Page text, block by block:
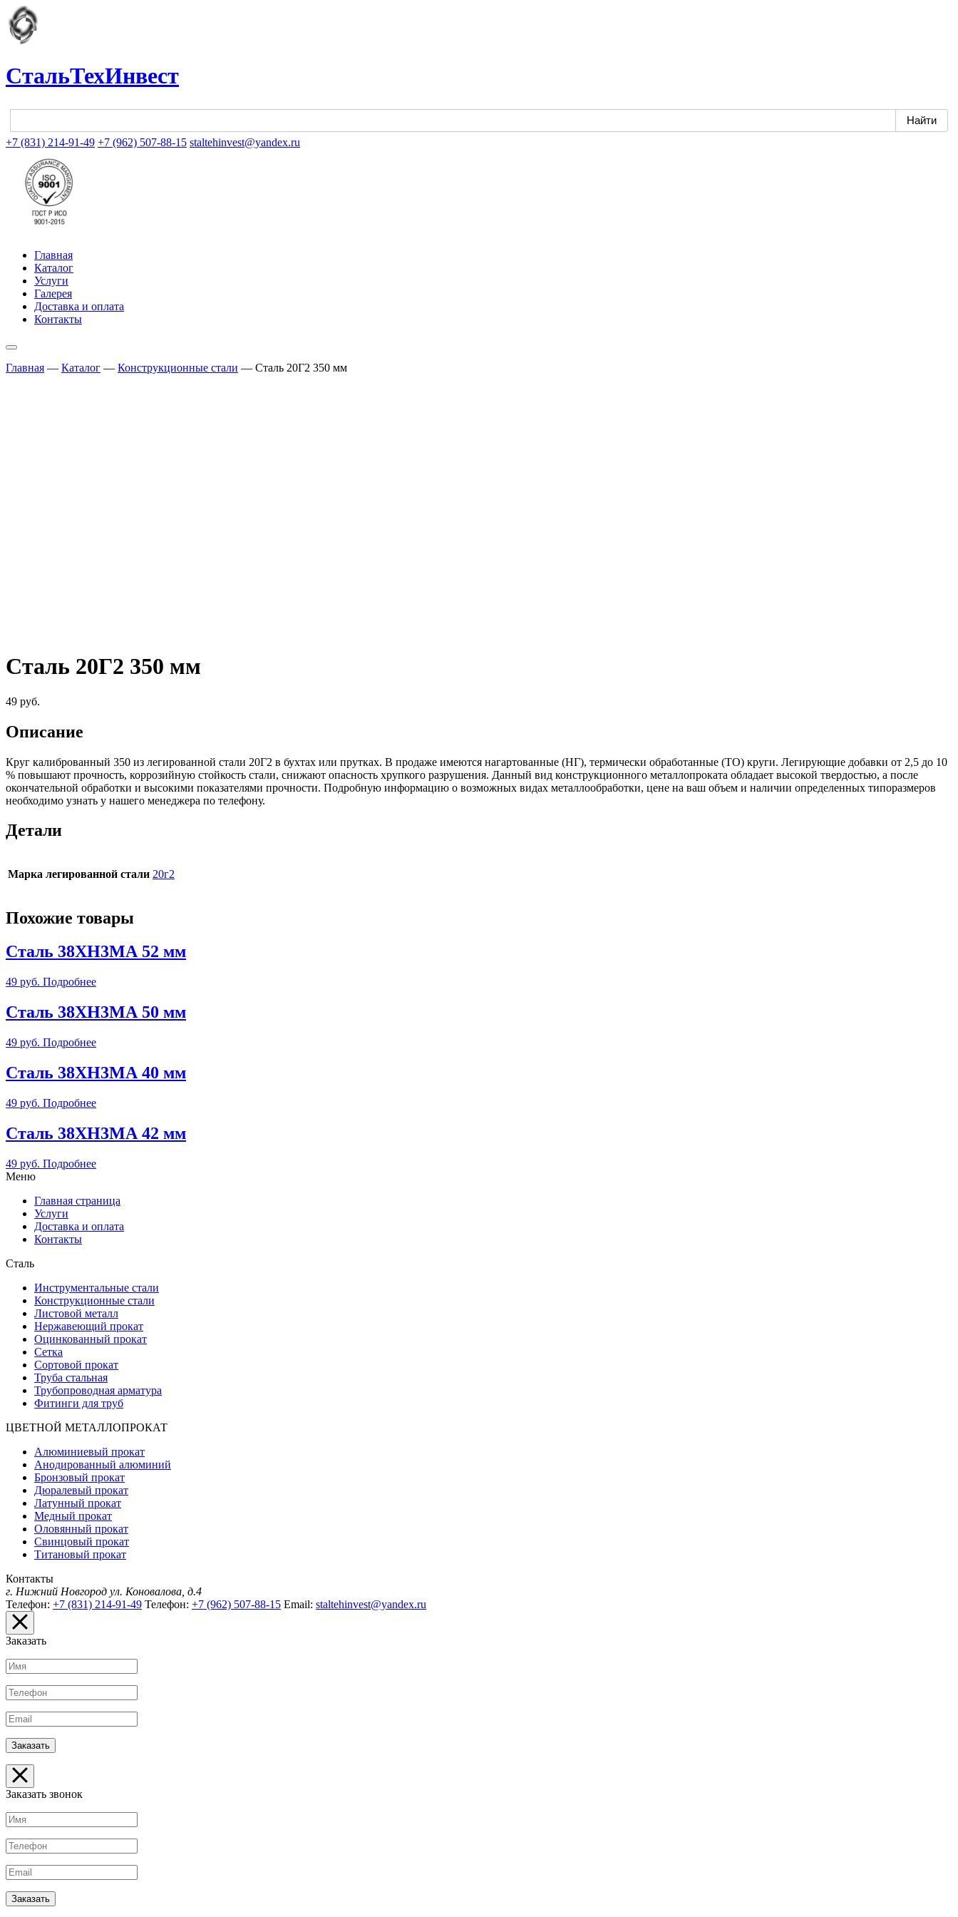
СтальТехИнвест
+7 (831) 214-91-49 +7 (962) 507-88-15 staltehinvest@yandex.ru
Главная
Каталог
Услуги
Галерея
Доставка и оплата
Контакты
Главная — Каталог — Конструкционные стали — Сталь 20Г2 350 мм
Сталь 20Г2 350 мм
49 руб.
Описание
Круг калиброванный 350 из легированной стали 20Г2 в бухтах или прутках. В продаже имеются нагартованные (НГ), термически обработанные (ТО) круги. Легирующие добавки от 2,5 до 10
% повышают прочность, коррозийную стойкость стали, снижают опасность хрупкого разрушения. Данный вид конструкционного металлопроката обладает высокой твердостью, а после
окончательной обработки и высокими показателями прочности. Подробную информацию о возможных видах металлообработки, цене на ваш объем и наличии определенных типоразмеров
необходимо узнать у нашего менеджера по телефону.
Детали
Марка легированной стали 20г2
Похожие товары
Сталь 38ХН3МА 52 мм
49 руб. Подробнее
Сталь 38ХН3МА 50 мм
49 руб. Подробнее
Сталь 38ХН3МА 40 мм
49 руб. Подробнее
Сталь 38ХН3МА 42 мм
49 руб. Подробнее
Меню
Главная страница
Услуги
Доставка и оплата
Контакты
Сталь
Инструментальные стали
Конструкционные стали
Листовой металл
Нержавеющий прокат
Оцинкованный прокат
Сетка
Сортовой прокат
Труба стальная
Трубопроводная арматура
Фитинги для труб
ЦВЕТНОЙ МЕТАЛЛОПРОКАТ
Алюминиевый прокат
Анодированный алюминий
Бронзовый прокат
Дюралевый прокат
Латунный прокат
Медный прокат
Оловянный прокат
Свинцовый прокат
Титановый прокат
Контакты
г. Нижний Новгород ул. Коновалова, д.4
Телефон: +7 (831) 214-91-49 Телефон: +7 (962) 507-88-15 Email: staltehinvest@yandex.ru
Заказать
Заказать звонок